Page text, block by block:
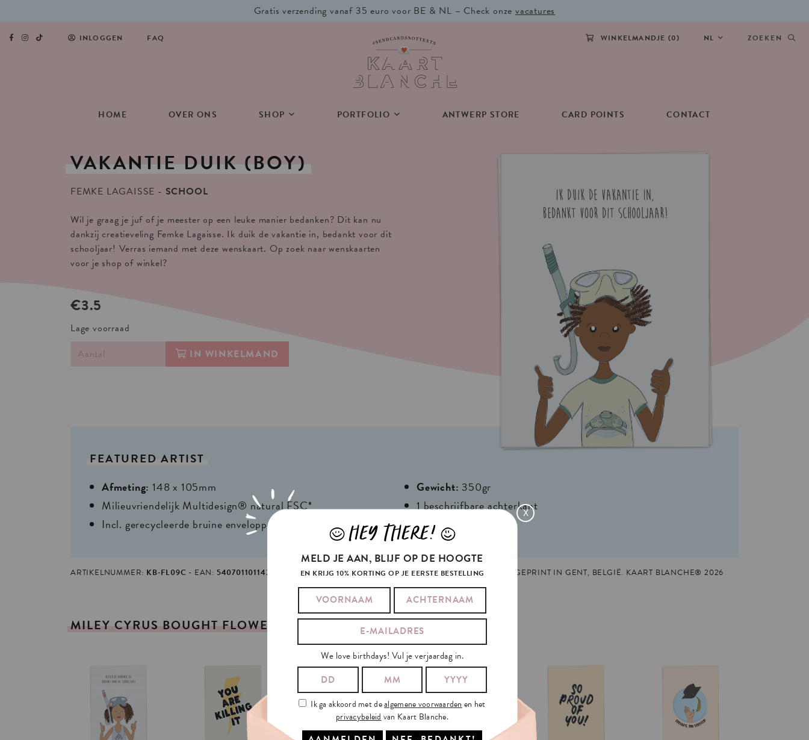
Gratis verzending vanaf 35 euro voor BE & NL – Check onzevacatures
INLOGGEN FAQ WINKELMANDJE (0) NL ZOEKEN
HOME OVER ONS SHOP PORTFOLIO ANTWERP STORE CARD POINTS CONTACT
VAKANTIE DUIK (BOY)
FEMKE LAGAISSE
SCHOOL
Wil je graag je juf of je meester op een leuke manier bedanken? Dit kan nu
dankzij creatieveling Femke Lagaisse. Ik duik de vakantie in, bedankt voor dit
schooljaar! Verras iemand met deze wenskaart. Op zoek naar wenskaarten
voor je shop of winkel?
€3.5
Lage voorraad
IN WINKELMAND
FEATURED ARTIST
Afmeting: 148 x 105mm Gewicht: 350gr
Milieuvriendelijk Multidesign® natural FSC*
1 beschrijfbare achterkant
Incl. gerecycleerde bruine enveloppe
ARTIKELNUMMER: KB-FL09C EAN: 5407011011424 TAGS:EINDE SCHOOLJAAR, JUF,MEESTERGEMAAKT EN GEPRINT IN GENT, BELGIË. KAART BLANCHE® 2026
MILEY CYRUS BOUGHT FLOWERS AND ALSO
X
JHEY THERE! L
MELD JE AAN, BLIJF OP DE HOOGTE
EN KRIJG 10% KORTING OP JE EERSTE BESTELLING
We love birthdays! Vul je verjaardag in.
Ik ga akkoord met dealgemene voorwaardenen het
privacybeleidvan Kaart Blanche.